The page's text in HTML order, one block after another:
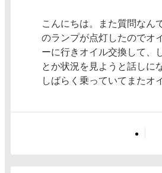
こんにちは。また質問なん
のランプが点灯したのでオ
ーに行きオイル交換して、
とか状況を見ようと話しに
しばらく乗っていてまたオ